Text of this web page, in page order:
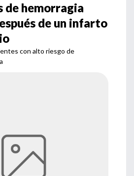
de hemorragia
de un infarto
con alto riesgo de